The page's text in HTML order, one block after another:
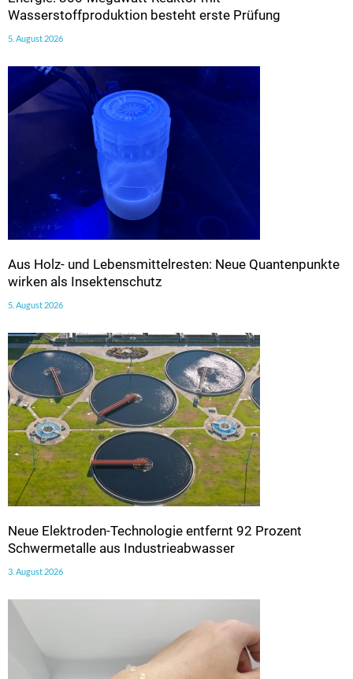
Wasserstoffproduktion besteht erste Prüfung
5. August 2026
Aus Holz- und Lebensmittelresten: Neue Quantenpunkte
wirken als Insektenschutz
5. August 2026
Neue Elektroden-Technologie entfernt 92 Prozent
Schwermetalle aus Industrieabwasser
3. August 2026